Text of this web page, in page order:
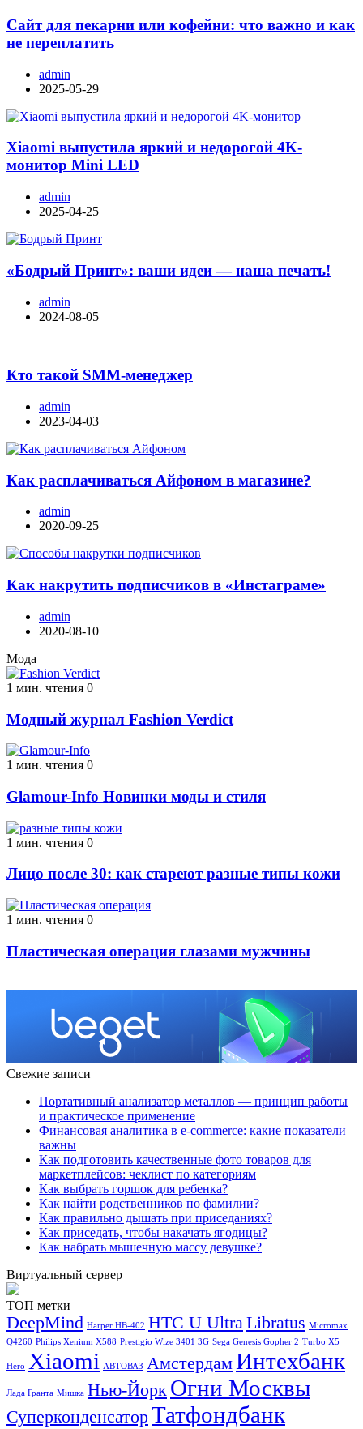
Сайт для пекарни или кофейни: что важно и как
не переплатить
admin
2025-05-29
Xiaomi выпустила яркий и недорогой 4K-
монитор Mini LED
admin
2025-04-25
«Бодрый Принт»: ваши идеи — наша печать!
admin
2024-08-05
Кто такой SMM-менеджер
admin
2023-04-03
Как расплачиваться Айфоном в магазине?
admin
2020-09-25
Как накрутить подписчиков в «Инстаграме»
admin
2020-08-10
Мода
1 мин. чтения 0
Модный журнал Fashion Verdict
1 мин. чтения 0
Glamour-Info Новинки моды и стиля
1 мин. чтения 0
Лицо после 30: как стареют разные типы кожи
1 мин. чтения 0
Пластическая операция глазами мужчины
Свежие записи
Портативный анализатор металлов — принцип работы
и практическое применение
Финансовая аналитика в e-commerce: какие показатели
важны
Как подготовить качественные фото товаров для
маркетплейсов: чеклист по категориям
Как выбрать горшок для ребенка?
Как найти родственников по фамилии?
Как правильно дышать при приседаниях?
Как приседать, чтобы накачать ягодицы?
Как набрать мышечную массу девушке?
Виртуальный сервер
ТОП метки
DeepMind Harper HB-402 HTC U Ultra Libratus Micromax
Q4260 Philips Xenium X588 Prestigio Wize 3401 3G Sega Genesis Gopher 2 Turbo X5
Hero Xiaomi АВТОВАЗ АмстердамИнтехбанк
Лада Гранта Мишка Нью-Йорк Огни Москвы
СуперконденсаторТатфондбанк